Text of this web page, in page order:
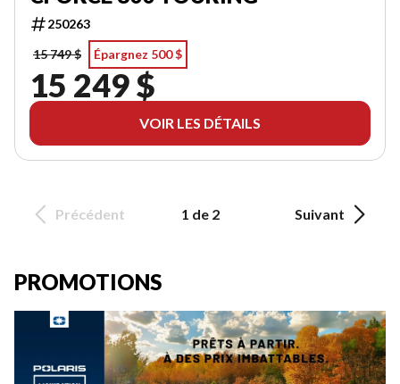
250263
15 749 $
Épargnez 500 $
15 249 $
VOIR LES DÉTAILS
Précédent 1 de 2 Suivant
PROMOTIONS